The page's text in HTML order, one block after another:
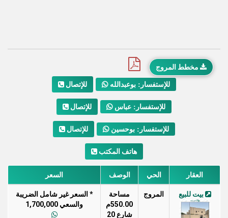
مخطط المروج
للإتصال للإستفسار: بوعبدالله
للإتصال للإستفسار: عباس
للإتصال للإستفسار: بوحسين
هاتف المكتب
العقار الحي الوصف السعر
بيت للبيع المروج
مساحة
550.00م
شارع 20
* السعر غير شامل الضريبة
والسعي 1,700,000